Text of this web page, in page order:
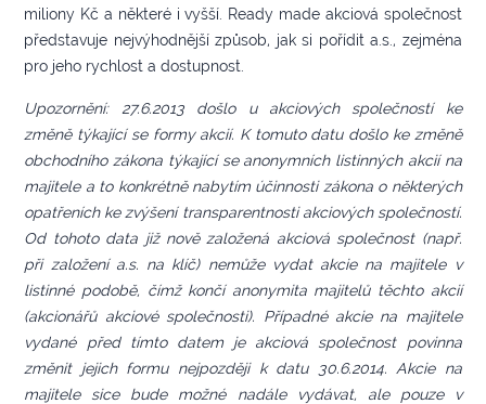
miliony Kč a některé i vyšší. Ready made akciová společnost
představuje nejvýhodnější způsob, jak si pořídit a.s., zejména
pro jeho rychlost a dostupnost.
Upozornění: 27.6.2013 došlo u akciových společností ke
změně týkající se formy akcií. K tomuto datu došlo ke změně
obchodního zákona týkající se anonymních listinných akcií na
majitele a to konkrétně nabytím účinnosti zákona o některých
opatřeních ke zvýšení transparentnosti akciových společností.
Od tohoto data již nově založená akciová společnost (např.
při založení a.s. na klíč) nemůže vydat akcie na majitele v
listinné podobě, čímž končí anonymita majitelů těchto akcií
(akcionářů akciové společnosti). Případné akcie na majitele
vydané před tímto datem je akciová společnost povinna
změnit jejich formu nejpozději k datu 30.6.2014. Akcie na
majitele sice bude možné nadále vydávat, ale pouze v